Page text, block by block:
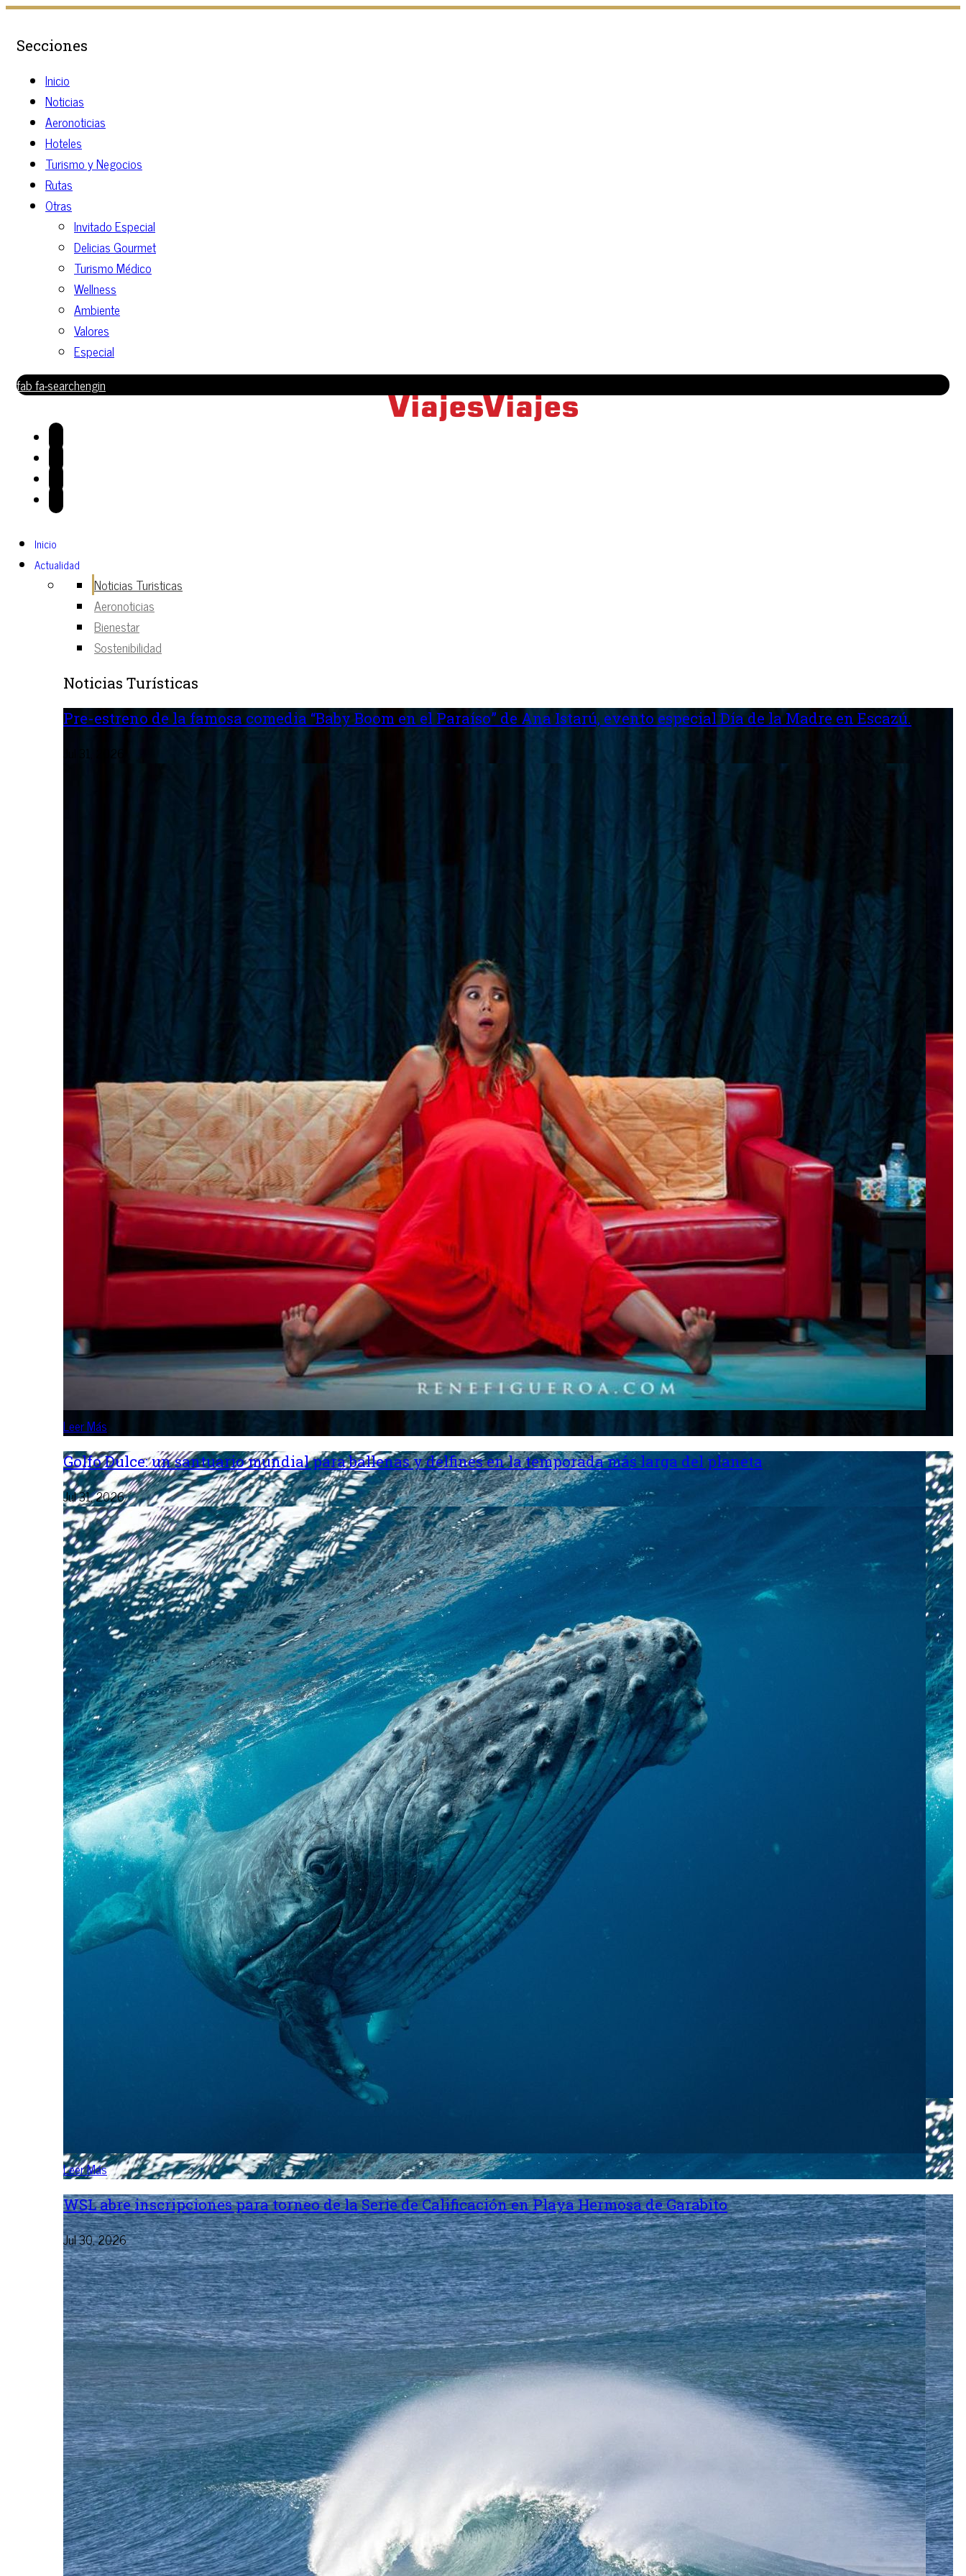
Secciones
Inicio
Noticias
Aeronoticias
Hoteles
Turismo y Negocios
Rutas
Otras
Invitado Especial
Delicias Gourmet
Turismo Médico
Wellness
Ambiente
Valores
Especial
fab fa-searchengin
Inicio
Actualidad
Noticias Turisticas
Aeronoticias
Bienestar
Sostenibilidad
Noticias Turísticas
Pre-estreno de la famosa comedia “Baby Boom en el Paraíso” de Ana Istarú, evento especial Día de la Madre en Escazú.
Jul 31, 2026
Leer Más
Golfo Dulce: un santuario mundial para ballenas y delfines en la temporada más larga del planeta
Jul 31, 2026
Leer Más
WSL abre inscripciones para torneo de la Serie de Calificación en Playa Hermosa de Garabito
Jul 30, 2026